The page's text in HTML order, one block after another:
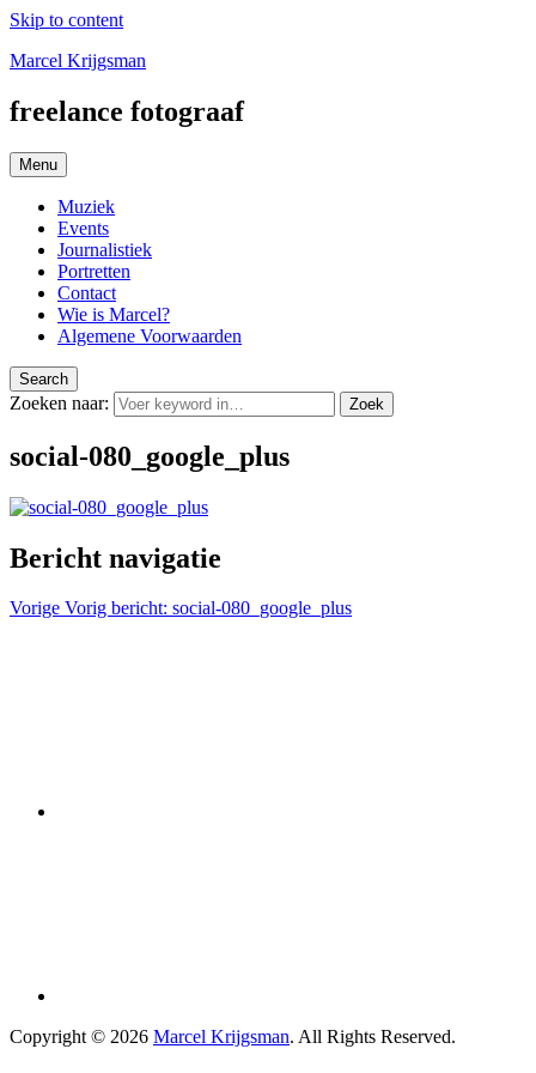
Skip to content
Marcel Krijgsman
freelance fotograaf
Menu
Muziek
Events
Journalistiek
Portretten
Contact
Wie is Marcel?
Algemene Voorwaarden
Search
Zoeken naar: Zoek
social-080_google_plus
Bericht navigatie
Vorige Vorig bericht: social-080_google_plus
Copyright © 2026 Marcel Krijgsman. All Rights Reserved.